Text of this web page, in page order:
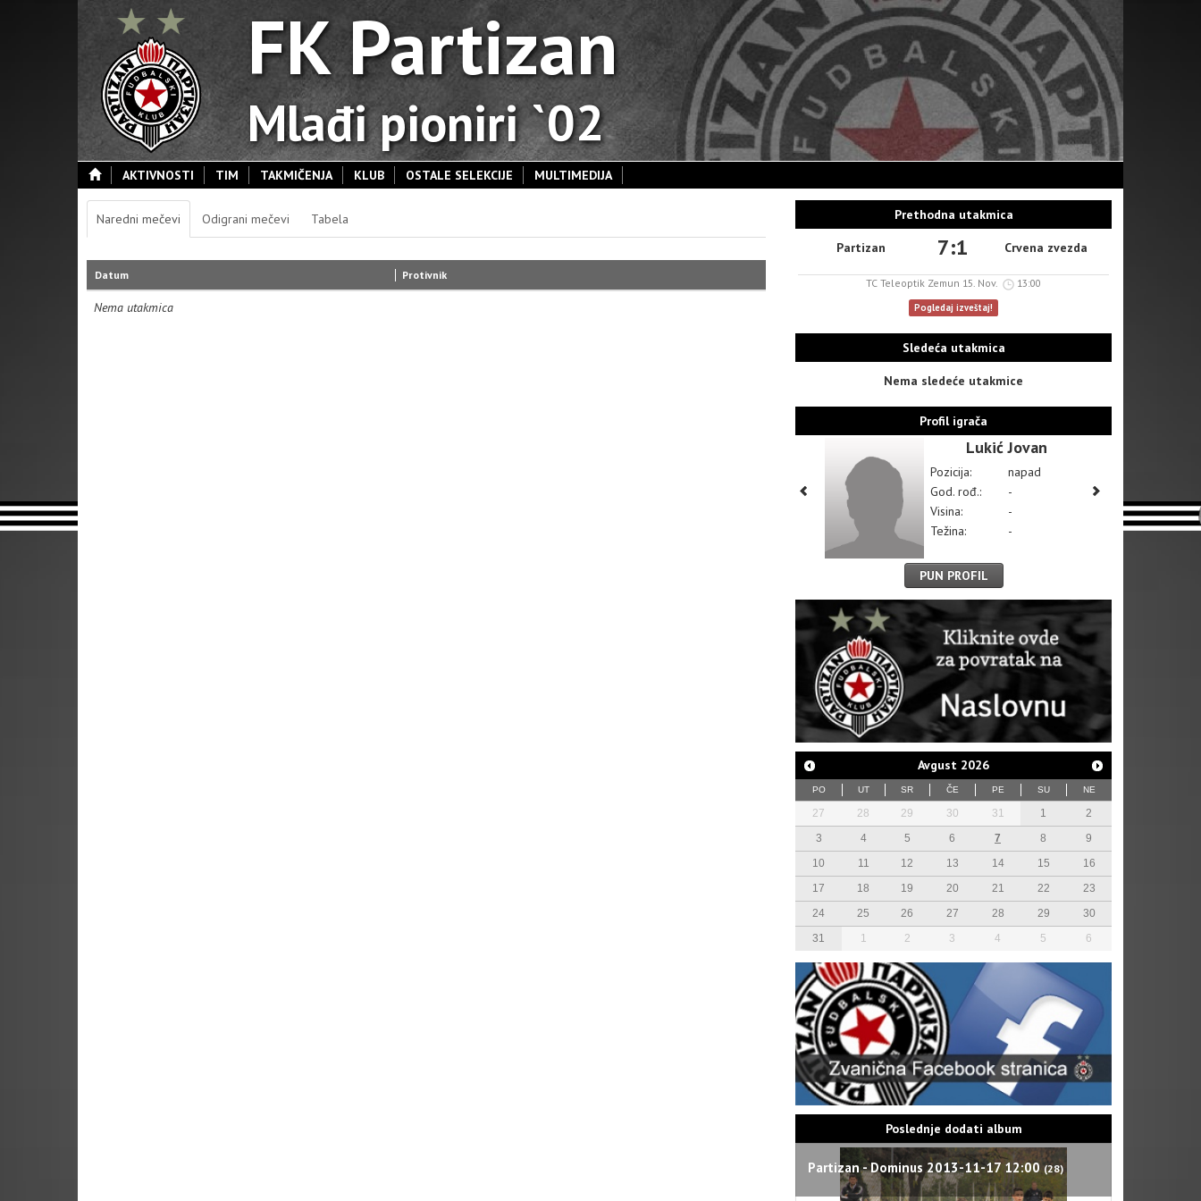
FK Partizan
Mlađi pioniri `02
AKTIVNOSTI TIM TAKMIČENJA KLUB OSTALE SELEKCIJE MULTIMEDIJA
Naredni mečevi Odigrani mečevi Tabela
Datum Protivnik
Nema utakmica
Prethodna utakmica
Partizan 7:1 Crvena zvezda
TC Teleoptik Zemun 15. Nov. 13:00
Pogledaj izveštaj!
Sledeća utakmica
Nema sledeće utakmice
Profil igrača
Lukić Jovan
Pozicija:
napad
God. rođ.:
-
Visina:
-
Težina:
-
PUN PROFIL
Avgust 2026
PO UT SR ČE PE SU NE
27 28 29 30 31 1
2
3
4 5 6 7 8
9
10
11 12 13 14 15
16
17
18 19 20 21 22
23
24
25 26 27 28 29
30
31
1 2 3 4 5 6
Poslednje dodati album
Partizan - Dominus 2013-11-17 12:00(28)